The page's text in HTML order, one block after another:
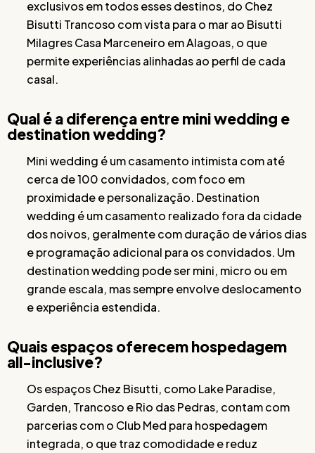
exclusivos em todos esses destinos, do Chez
Bisutti Trancoso com vista para o mar ao Bisutti
Milagres Casa Marceneiro em Alagoas, o que
permite experiências alinhadas ao perfil de cada
casal.
Qual é a diferença entre mini wedding e
destination wedding?
Mini wedding é um casamento intimista com até
cerca de 100 convidados, com foco em
proximidade e personalização. Destination
wedding é um casamento realizado fora da cidade
dos noivos, geralmente com duração de vários dias
e programação adicional para os convidados. Um
destination wedding pode ser mini, micro ou em
grande escala, mas sempre envolve deslocamento
e experiência estendida.
Quais espaços oferecem hospedagem
all-inclusive?
Os espaços Chez Bisutti, como Lake Paradise,
Garden, Trancoso e Rio das Pedras, contam com
parcerias com o Club Med para hospedagem
integrada, o que traz comodidade e reduz